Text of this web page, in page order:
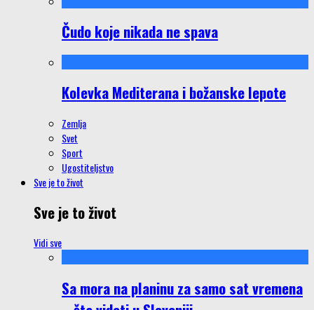
Čudo koje nikada ne spava
Kolevka Mediterana i božanske lepote
Zemlja
Svet
Sport
Ugostiteljstvo
Sve je to život
Sve je to život
Vidi sve
Sa mora na planinu za samo sat vremena